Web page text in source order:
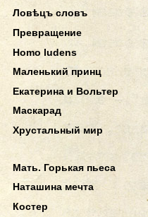
Ловѣцъ словъ
Превращение
Homo ludens
Маленький принц
Екатерина и Вольтер
Маскарад
Хрустальный мир
Мать. Горькая пьеса
Наташина мечта
Костер